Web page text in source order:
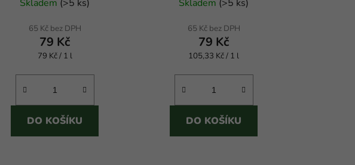
Skladem (>5 ks)
65 Kč bez DPH
79 Kč
Měrná
79 Kč / 1 l
DO KOŠÍKU
hodnocení
produktu
je
5,0
z
5
hvězdiček.
Skladem (>5 ks)
65 Kč bez DPH
79 Kč
Měrná
105,33 Kč / 1 l
DO KOŠÍKU